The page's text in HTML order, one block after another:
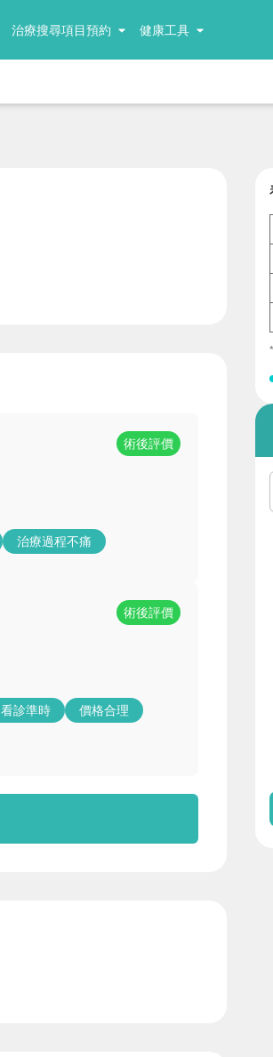
治療搜尋項目預約 健康工具
術後評價
治療過程不痛
術後評價
看診準時
價格合理